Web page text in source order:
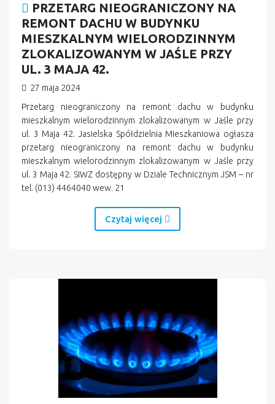
PRZETARG NIEOGRANICZONY NA
REMONT DACHU W BUDYNKU
MIESZKALNYM WIELORODZINNYM
ZLOKALIZOWANYM W JAŚLE PRZY
UL. 3 MAJA 42.
27 maja 2024
Przetarg nieograniczony na remont dachu w budynku
mieszkalnym wielorodzinnym zlokalizowanym w Jaśle przy
ul. 3 Maja 42. Jasielska Spółdzielnia Mieszkaniowa ogłasza
przetarg nieograniczony na remont dachu w budynku
mieszkalnym wielorodzinnym zlokalizowanym w Jaśle przy
ul. 3 Maja 42. SIWZ dostępny w Dziale Technicznym JSM – nr
tel. (013) 4464040 wew. 21
Czytaj więcej